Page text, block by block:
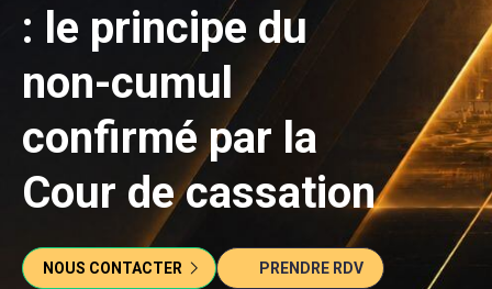
: le principe du
non-cumul
confirmé par la
Cour de cassation
NOUS CONTACTER PRENDRE RDV